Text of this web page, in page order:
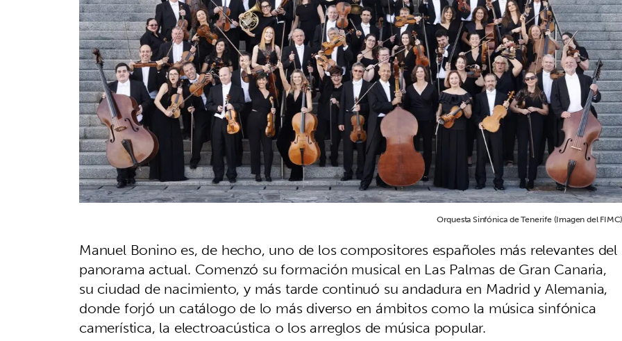
Orquesta Sinfónica de Tenerife (Imagen del
Manuel Bonino es, de hecho, uno de los compositores españoles más relevantes del
panorama actual. Comenzó su formación musical en Las Palmas de Gran Canaria,
su ciudad de nacimiento, y más tarde continuó su andadura en Madrid y Alemania,
donde forjó un catálogo de lo más diverso en ámbitos como la música sinfónica
camerística, la electroacústica o los arreglos de música popular.